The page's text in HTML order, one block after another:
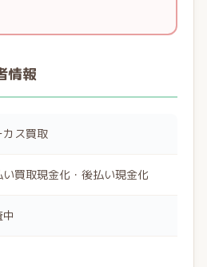
情報
カス買取
い買取現金化・後払い現金化